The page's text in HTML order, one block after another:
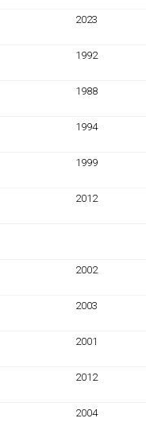
2023
1992
1988
1994
1999
2012
2002
2003
2001
2012
2004